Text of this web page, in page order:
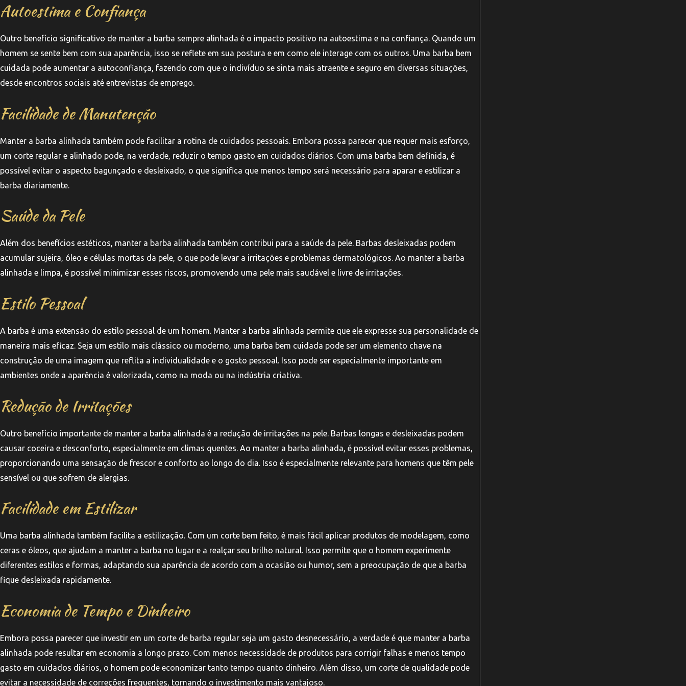
Autoestima e Confiança
Outro benefício significativo de manter a barba sempre alinhada é o impacto positivo na autoestima e na confiança. Quando um
homem se sente bem com sua aparência, isso se reflete em sua postura e em como ele interage com os outros. Uma barba bem
cuidada pode aumentar a autoconfiança, fazendo com que o indivíduo se sinta mais atraente e seguro em diversas situações,
desde encontros sociais até entrevistas de emprego.
Facilidade de Manutenção
Manter a barba alinhada também pode facilitar a rotina de cuidados pessoais. Embora possa parecer que requer mais esforço,
um corte regular e alinhado pode, na verdade, reduzir o tempo gasto em cuidados diários. Com uma barba bem definida, é
possível evitar o aspecto bagunçado e desleixado, o que significa que menos tempo será necessário para aparar e estilizar a
barba diariamente.
Saúde da Pele
Além dos benefícios estéticos, manter a barba alinhada também contribui para a saúde da pele. Barbas desleixadas podem
acumular sujeira, óleo e células mortas da pele, o que pode levar a irritações e problemas dermatológicos. Ao manter a barba
alinhada e limpa, é possível minimizar esses riscos, promovendo uma pele mais saudável e livre de irritações.
Estilo Pessoal
A barba é uma extensão do estilo pessoal de um homem. Manter a barba alinhada permite que ele expresse sua personalidade de
maneira mais eficaz. Seja um estilo mais clássico ou moderno, uma barba bem cuidada pode ser um elemento chave na
construção de uma imagem que reflita a individualidade e o gosto pessoal. Isso pode ser especialmente importante em
ambientes onde a aparência é valorizada, como na moda ou na indústria criativa.
Redução de Irritações
Outro benefício importante de manter a barba alinhada é a redução de irritações na pele. Barbas longas e desleixadas podem
causar coceira e desconforto, especialmente em climas quentes. Ao manter a barba alinhada, é possível evitar esses problemas,
proporcionando uma sensação de frescor e conforto ao longo do dia. Isso é especialmente relevante para homens que têm pele
sensível ou que sofrem de alergias.
Facilidade em Estilizar
Uma barba alinhada também facilita a estilização. Com um corte bem feito, é mais fácil aplicar produtos de modelagem, como
ceras e óleos, que ajudam a manter a barba no lugar e a realçar seu brilho natural. Isso permite que o homem experimente
diferentes estilos e formas, adaptando sua aparência de acordo com a ocasião ou humor, sem a preocupação de que a barba
fique desleixada rapidamente.
Economia de Tempo e Dinheiro
Embora possa parecer que investir em um corte de barba regular seja um gasto desnecessário, a verdade é que manter a barba
alinhada pode resultar em economia a longo prazo. Com menos necessidade de produtos para corrigir falhas e menos tempo
gasto em cuidados diários, o homem pode economizar tanto tempo quanto dinheiro. Além disso, um corte de qualidade pode
evitar a necessidade de correções frequentes, tornando o investimento mais vantajoso.